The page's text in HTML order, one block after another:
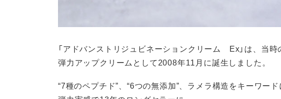
「アドバンストリジュビネーションクリーム Ex」は、当時
弾力アップクリームとして2008年11月に誕生しました。
“7種のペプチド”、“6つの無添加”、ラメラ構造をキーワー